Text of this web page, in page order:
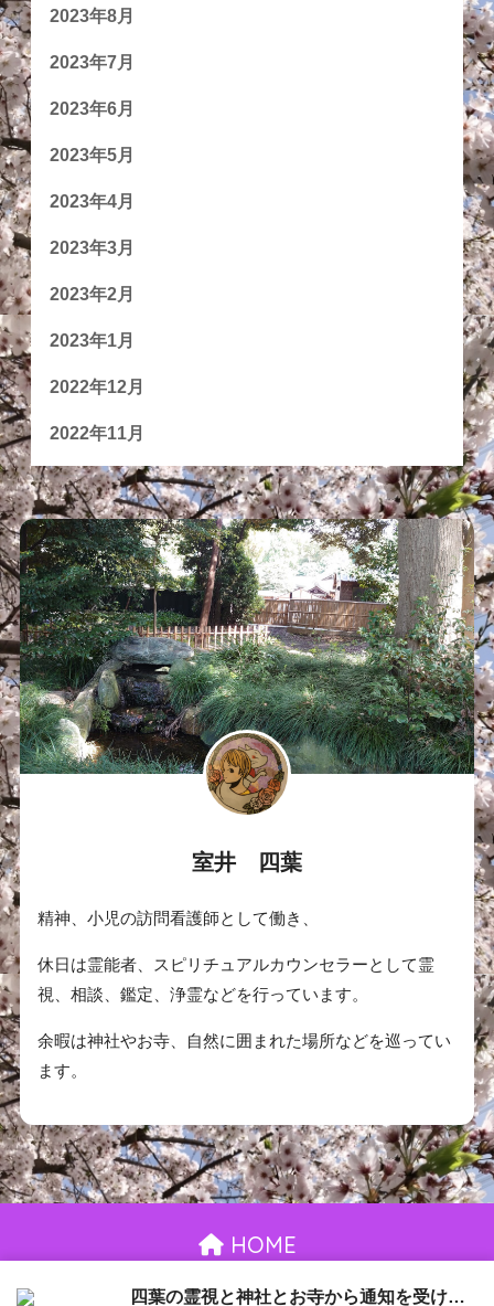
2023年8月
2023年7月
2023年6月
2023年5月
2023年4月
2023年3月
2023年2月
2023年1月
2022年12月
2022年11月
室井 四葉
精神、小児の訪問看護師として働き、
休日は霊能者、スピリチュアルカウンセラーとして霊
視、相談、鑑定、浄霊などを行っています。
余暇は神社やお寺、自然に囲まれた場所などを巡ってい
ます。
HOME
お問い合わせ 御依頼について プライバシーポリシー四葉の霊視と神社とお寺から通知を受け取る